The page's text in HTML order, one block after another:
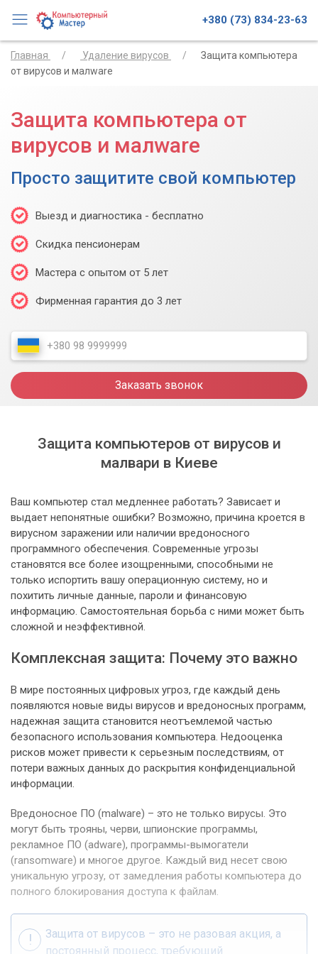
+380 (73) 834-23-63
Главная Удаление вирусов
Защита компьютера
от вирусов и малware
Защита компьютера от
вирусов и малware
Просто защитите свой компьютер
Выезд и диагностика - бесплатно
Скидка пенсионерам
Мастера с опытом от 5 лет
Фирменная гарантия до 3 лет
Заказать звонок
Защита компьютеров от вирусов и
малвари в Киеве
Ваш компьютер стал медленнее работать? Зависает и
выдает непонятные ошибки? Возможно, причина кроется в
вирусном заражении или наличии вредоносного
программного обеспечения. Современные угрозы
становятся все более изощренными, способными не
только испортить вашу операционную систему, но и
похитить личные данные, пароли и финансовую
информацию. Самостоятельная борьба с ними может быть
сложной и неэффективной.
Комплексная защита: Почему это важно
В мире постоянных цифровых угроз, где каждый день
появляются новые виды вирусов и вредоносных программ,
надежная защита становится неотъемлемой частью
безопасного использования компьютера. Недооценка
рисков может привести к серьезным последствиям, от
потери важных данных до раскрытия конфиденциальной
информации.
Вредоносное ПО (malware) – это не только вирусы. Это
могут быть трояны, черви, шпионские программы,
рекламное ПО (adware), программы-вымогатели
(ransomware) и многое другое. Каждый вид несет свою
уникальную угрозу, от замедления работы компьютера до
полного блокирования доступа к файлам.
Защита от вирусов – это не разовая акция, а
постоянный процесс, требующий